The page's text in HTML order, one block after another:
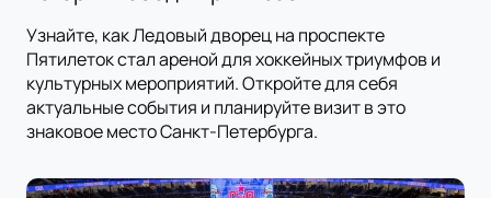
Узнайте, как Ледовый дворец на проспекте
Пятилеток стал ареной для хоккейных триумфов и
культурных мероприятий. Откройте для себя
актуальные события и планируйте визит в это
знаковое место Санкт-Петербурга.